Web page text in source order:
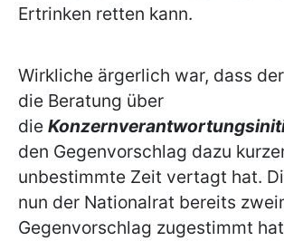
Ertrinken retten kann.
Wirkliche ärgerlich war, dass
die Beratung über
die
den Gegenvorschlag dazu
unbestimmte Zeit vertagt hat.
nun der Nationalrat bereits
Gegenvorschlag zugestimmt